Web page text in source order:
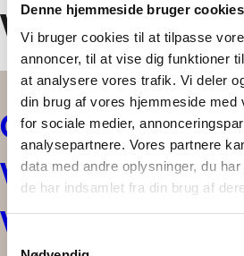
Denne hjemmeside bruger cookies
Vi bruger cookies til at tilpasse
annoncer, til at vise dig funktioner
at analysere vores trafik. Vi deler
din brug af vores hjemmeside med
for sociale medier,
analysepartnere. Vores partnere
data med andre oplysninger, du
de har indsamlet fra din brug af
S
Virtual Tour
Cases
VEGA's Halls
Virtuel Tour